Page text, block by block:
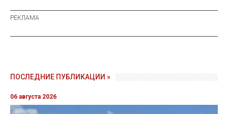
ПОСЛЕДНИЕ ПУБЛИКАЦИИ »
06 августа 2026